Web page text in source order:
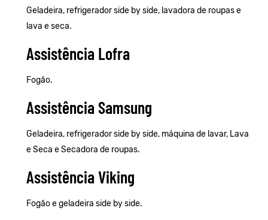
Geladeira, refrigerador side by side, lavadora de roupas e
lava e seca.
Assistência Lofra
Fogão.
Assistência Samsung
Geladeira, refrigerador side by side, máquina de lavar, Lava
e Seca e Secadora de roupas.
Assistência Viking
Fogão e geladeira side by side.